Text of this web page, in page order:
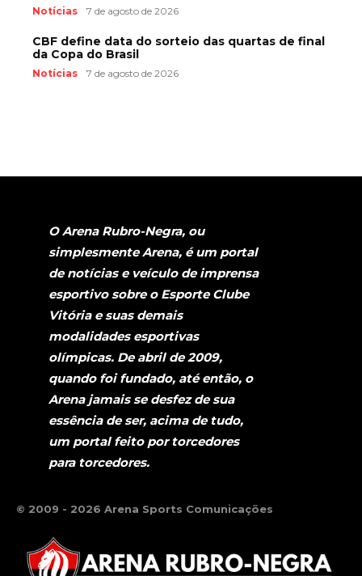
Notícias 7 de agosto de 2026
CBF define data do sorteio das quartas de final
da Copa do Brasil
Notícias 7 de agosto de 2026
O Arena Rubro-Negra, ou
simplesmente Arena, é um portal
de notícias e veículo de imprensa
esportivo sobre o Esporte Clube
Vitória e suas demais
modalidades esportivas
olímpicas. De abril de 2009,
quando foi fundado, até então, o
Arena jamais se desfez de sua
essência de ser, acima de tudo,
um portal feito por torcedores
para torcedores.
© 2009 - 2026 Arena Sports Comunicações